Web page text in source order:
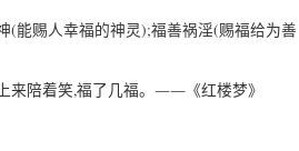
(能赐人幸福的神灵);福善祸淫(赐福给为善
来陪着笑,福了几福。――《红楼梦》